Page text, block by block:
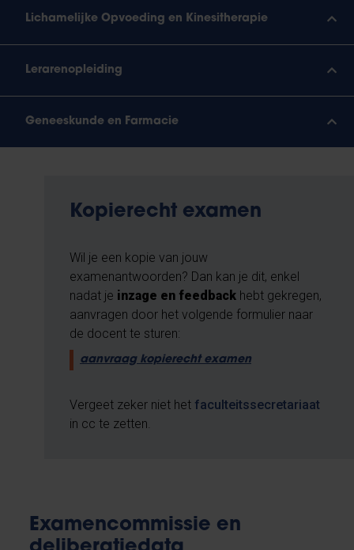
Lichamelijke Opvoeding en Kinesitherapie
Lerarenopleiding
Geneeskunde en Farmacie
Kopierecht examen
Wil je een kopie van jouw
examenantwoorden? Dan kan je dit, enkel
nadat je inzage en feedback hebt gekregen,
aanvragen door het volgende formulier naar
de docent te sturen:
aanvraag kopierecht examen
Vergeet zeker niet het faculteitssecretariaat
in cc te zetten.
Examencommissie en